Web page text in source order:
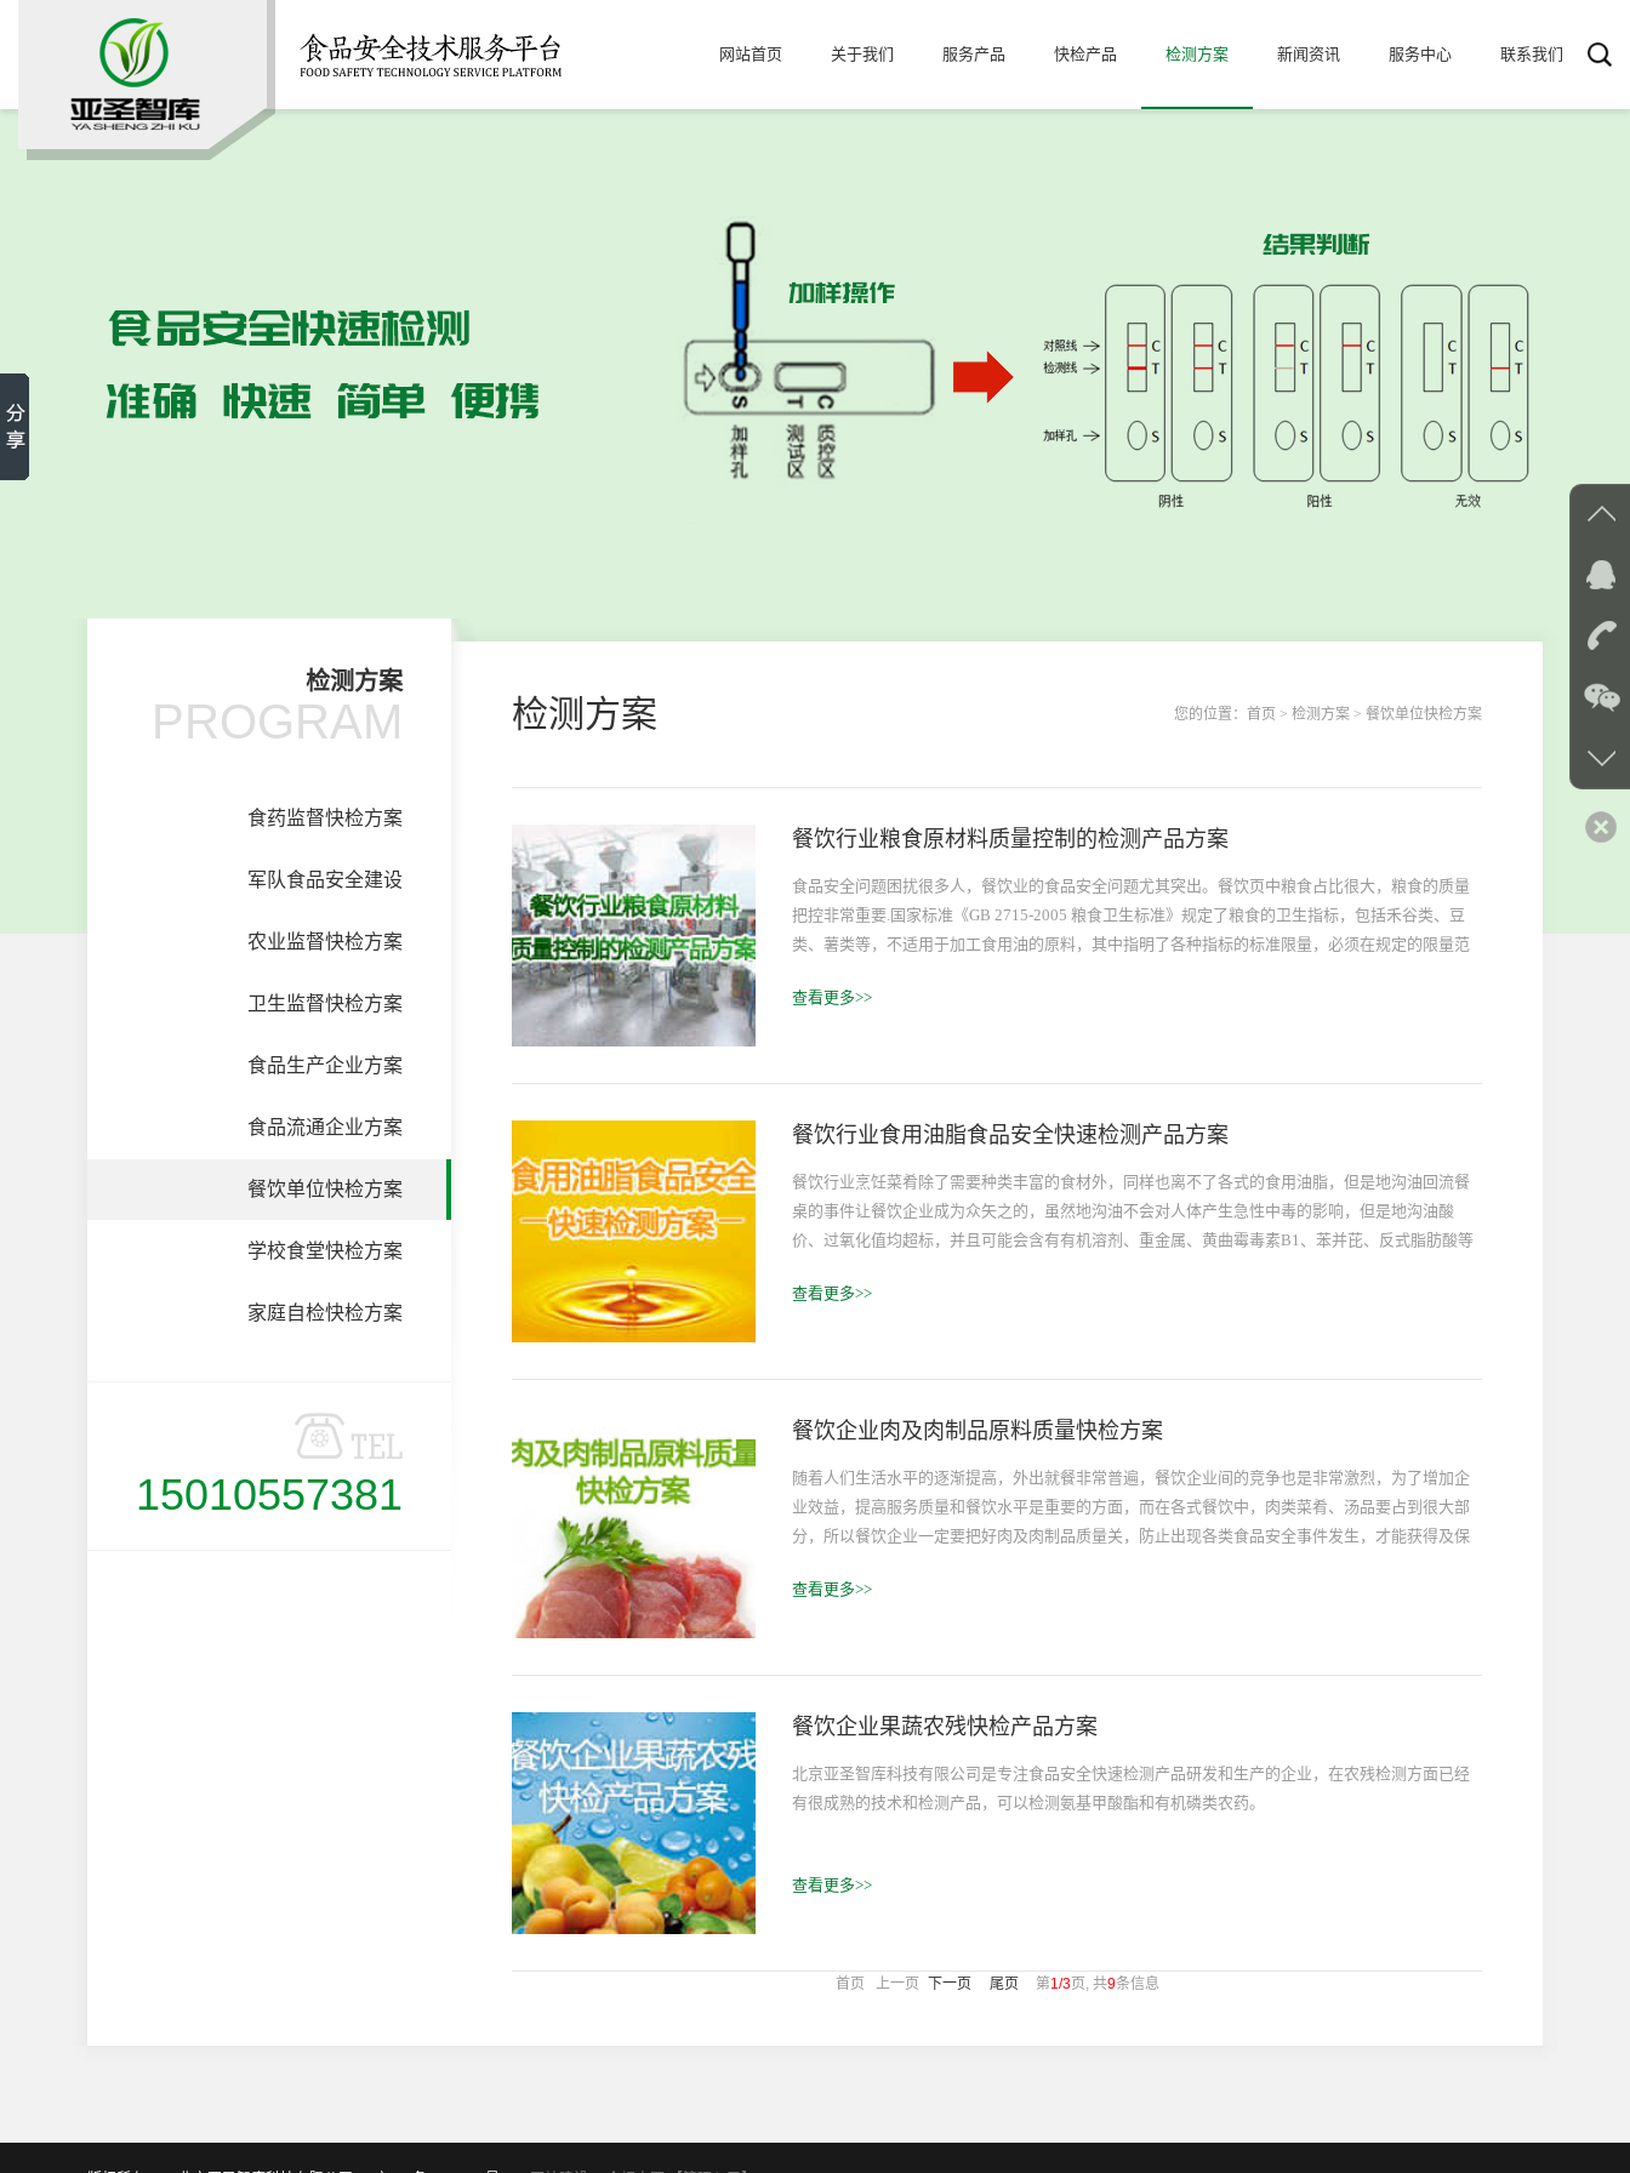
网站首页 关于我们 服务产品 快检产品 检测方案 新闻资讯 服务中心 联系我们
检测方案
PROGRAM
食药监督快检方案
军队食品安全建设
农业监督快检方案
卫生监督快检方案
食品生产企业方案
食品流通企业方案
餐饮单位快检方案
学校食堂快检方案
家庭自检快检方案
15010557381
检测方案 您的位置： 首页 > 检测方案 > 餐饮单位快检方案
餐饮行业粮食原材料质量控制的检测产品方案
食品安全问题困扰很多人，餐饮业的食品安全问题尤其突出。餐饮页中粮食占比很大，粮食的质量
把控非常重要.国家标准《GB 2715-2005 粮食卫生标准》规定了粮食的卫生指标，包括禾谷类、豆
类、薯类等，不适用于加工食用油的原料，其中指明了各种指标的标准限量，必须在规定的限量范
查看更多>>
餐饮行业食用油脂食品安全快速检测产品方案
餐饮行业烹饪菜肴除了需要种类丰富的食材外，同样也离不了各式的食用油脂，但是地沟油回流餐
桌的事件让餐饮企业成为众矢之的，虽然地沟油不会对人体产生急性中毒的影响，但是地沟油酸
价、过氧化值均超标，并且可能会含有有机溶剂、重金属、黄曲霉毒素B1、苯并芘、反式脂肪酸等
脏、高血压、心血管疾病、营养缺乏、中毒等症状，所以地沟油对人体健康的危害不容小视。
查看更多>>
餐饮企业肉及肉制品原料质量快检方案
随着人们生活水平的逐渐提高，外出就餐非常普遍，餐饮企业间的竞争也是非常激烈，为了增加企
业效益，提高服务质量和餐饮水平是重要的方面，而在各式餐饮中，肉类菜肴、汤品要占到很大部
分，所以餐饮企业一定要把好肉及肉制品质量关，防止出现各类食品安全事件发生，才能获得及保
查看更多>>
餐饮企业果蔬农残快检产品方案
北京亚圣智库科技有限公司是专注食品安全快速检测产品研发和生产的企业，在农残检测方面已经
有很成熟的技术和检测产品，可以检测氨基甲酸酯和有机磷类农药。
查看更多>>
首页 上一页 下一页 尾页 第1/3页, 共9条信息